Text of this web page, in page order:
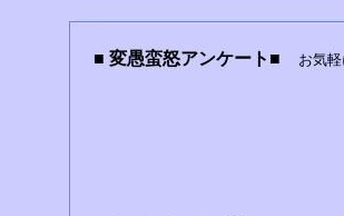
■ 変愚蛮怒アンケート■ お気